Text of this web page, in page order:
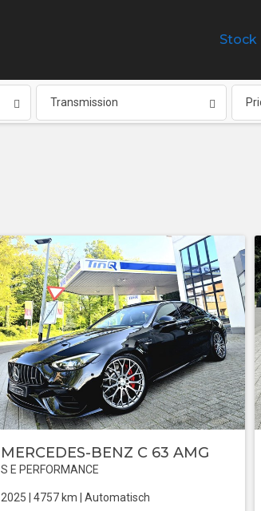
Stock
Transmission
MERCEDES-BENZ C 63 AMG
S E PERFORMANCE
2025 | 4757 km | Automatisch